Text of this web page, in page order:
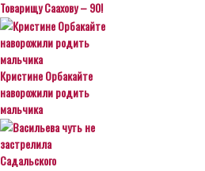
Товарищу Саахову – 90!
Кристине Орбакайте
наворожили родить
мальчика